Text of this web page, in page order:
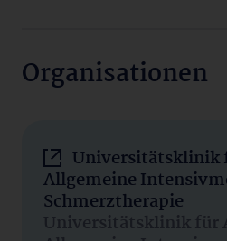
Organisationen
Universitätsklinik
Allgemeine
Schmerztherapie
Universitätsklinik für